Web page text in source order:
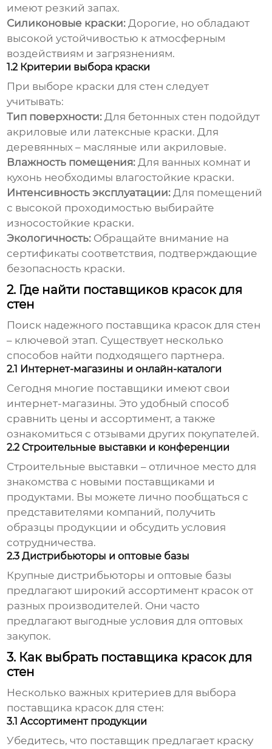
имеют резкий запах.
Силиконовые краски: Дорогие, но обладают
высокой устойчивостью к атмосферным
воздействиям и загрязнениям.
1.2 Критерии выбора краски
При выборе краски для стен следует
учитывать:
Тип поверхности: Для бетонных стен подойдут
акриловые или латексные краски. Для
деревянных – масляные или акриловые.
Влажность помещения: Для ванных комнат и
кухонь необходимы влагостойкие краски.
Интенсивность эксплуатации: Для помещений
с высокой проходимостью выбирайте
износостойкие краски.
Экологичность: Обращайте внимание на
сертификаты соответствия, подтверждающие
безопасность краски.
2. Где найти поставщиков красок для
стен
Поиск надежного поставщика красок для стен
– ключевой этап. Существует несколько
способов найти подходящего партнера.
2.1 Интернет-магазины и онлайн-каталоги
Сегодня многие поставщики имеют свои
интернет-магазины. Это удобный способ
сравнить цены и ассортимент, а также
ознакомиться с отзывами других покупателей.
2.2 Строительные выставки и конференции
Строительные выставки – отличное место для
знакомства с новыми поставщиками и
продуктами. Вы можете лично пообщаться с
представителями компаний, получить
образцы продукции и обсудить условия
сотрудничества.
2.3 Дистрибьюторы и оптовые базы
Крупные дистрибьюторы и оптовые базы
предлагают широкий ассортимент красок от
разных производителей. Они часто
предлагают выгодные условия для оптовых
закупок.
3. Как выбрать поставщика красок для
стен
Несколько важных критериев для выбора
поставщика красок для стен:
3.1 Ассортимент продукции
Убедитесь, что поставщик предлагает краску